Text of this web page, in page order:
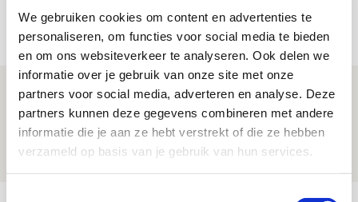
We gebruiken cookies om content en advertenties te
personaliseren, om functies voor social media te bieden
en om ons websiteverkeer te analyseren. Ook delen we
informatie over je gebruik van onze site met onze
partners voor social media, adverteren en analyse. Deze
partners kunnen deze gegevens combineren met andere
informatie die je aan ze hebt verstrekt of die ze hebben
verzameld op basis van je gebruik van hun services.
07 AUGUSTUS 2026 - 14:13
NIEUWS
Volop enthousiasme in fotoverslag van
Europees treffen met Shelbourne
07 AUGUSTUS 2026 - 09:00
FOTOVERSLAG